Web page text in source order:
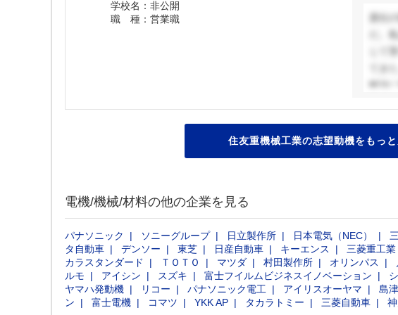
関係
ラの
学校名：非公開
職 種：営業職
貴社
だ。
じて
解決
足の
寄り
住友重機械工業の志望動機をもっと
電機/機械/材料の他の企業を見る
パナソニック ソニーグループ 日立製作所 日本電気（NEC）
タ自動車
デンソー 東芝 日産自動車 キーエンス 三菱重工業
カラスタンダード
ＴＯＴＯ マツダ 村田製作所 オリンパス
ルモ
アイシン スズキ 富士フイルムビジネスイノベーション
ヤマハ発動機
リコー パナソニック電工 アイリスオーヤマ 島
ン
富士電機 コマツ YKK AP タカラトミー 三菱自動車